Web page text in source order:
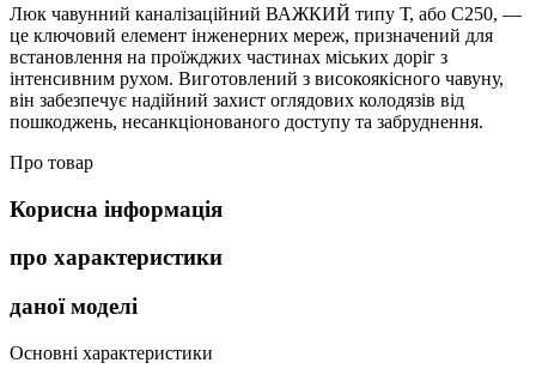
Люк чавунний каналізаційний ВАЖКИЙ типу Т, або С250, —
це ключовий елемент інженерних мереж, призначений для
встановлення на проїжджих частинах міських доріг з
інтенсивним рухом. Виготовлений з високоякісного чавуну,
він забезпечує надійний захист оглядових колодязів від
пошкоджень, несанкціонованого доступу та забруднення.
Про товар
Корисна інформація
про характеристики
даної моделі
Основні характеристики